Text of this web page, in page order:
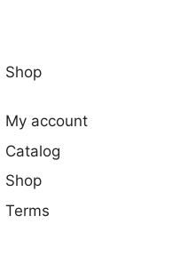
Shop
My account
Catalog
Shop
Terms